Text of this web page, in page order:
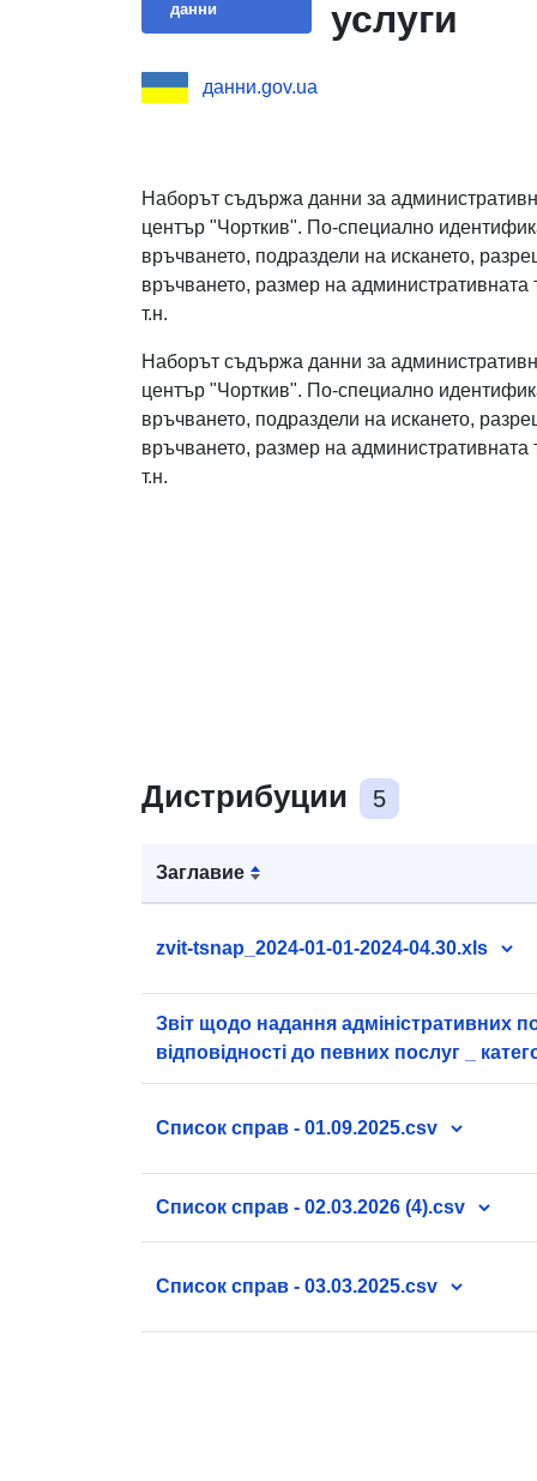
данни услуги
данни.gov.ua
Наборът съдържа данни за
център "Чорткив". По-специално
връчването, подраздели на искането,
връчването, размер на
т.н.
Наборът съдържа данни за
център "Чорткив". По-специално
връчването, подраздели на искането,
връчването, размер на
т.н.
Дистрибуции 5
Заглавие
zvit-tsnap_2024-01-01-2024-04.30.xls
Звіт щодо надання адміністративних
відповідності до певних послуг _
розрізі структурних підрозділів за
Список справ - 01.09.2025.csv
Список справ - 02.03.2026 (4).csv
Список справ - 03.03.2025.csv